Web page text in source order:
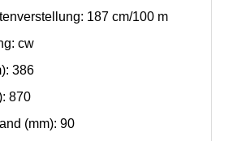
187 cm/100 m
cw
386
870
(mm): 90